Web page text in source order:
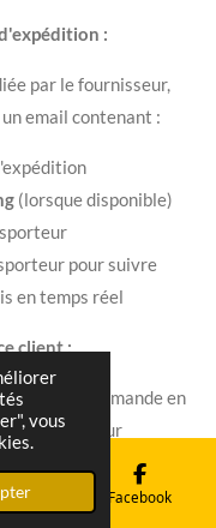
vous
:
par le fournisseur,
email contenant :
(lorsque disponible)
pour suivre
en temps réel
client :
de sa commande en
personnel sur
de suivi :
Facebook